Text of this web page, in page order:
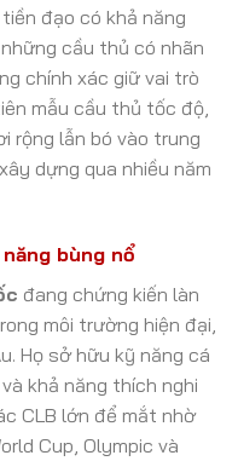
đạo có khả năng
cầu thủ có nhãn
chính xác giữ vai trò
mẫu cầu thủ tốc độ,
rộng lẫn bó vào trung
dựng qua nhiều năm
bùng nổ
đang chứng kiến làn
môi trường hiện đại,
Họ sở hữu kỹ năng cá
khả năng thích nghi
CLB lớn để mắt nhờ
Cup, Olympic và